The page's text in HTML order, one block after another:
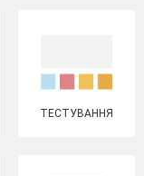
ТЕСТУВАННЯ